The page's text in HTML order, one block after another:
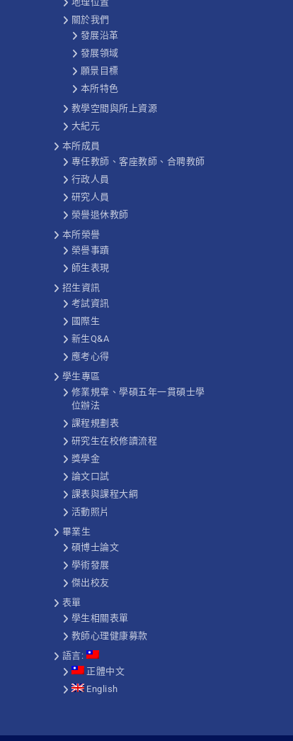
關於我們
發展沿革
發展領域
願景目標
本所特色
教學空間與所上資源
大紀元
本所成員
專任教師、客座教師、合聘教師
行政人員
研究人員
榮譽退休教師
本所榮譽
榮譽事蹟
師生表現
招生資訊
考試資訊
國際生
新生Q&A
應考心得
學生專區
修業規章、學碩五年一貫碩士學
位辦法
課程規劃表
研究生在校修讀流程
獎學金
論文口試
課表與課程大綱
活動照片
畢業生
碩博士論文
學術發展
傑出校友
表單
學生相關表單
教師心理健康募款
語言:
正體中文
English